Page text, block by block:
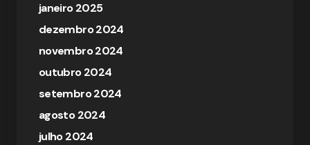
janeiro 2025
dezembro 2024
novembro 2024
outubro 2024
setembro 2024
agosto 2024
julho 2024